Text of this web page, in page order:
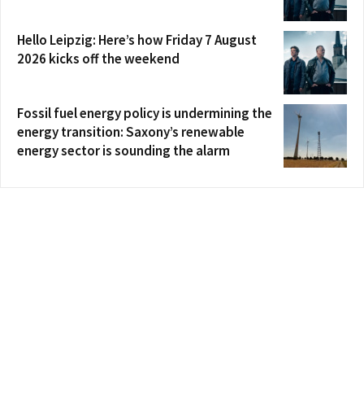
Hello Leipzig: Here’s how Friday 7 August
2026 kicks off the weekend
Fossil fuel energy policy is undermining the
energy transition: Saxony’s renewable
energy sector is sounding the alarm